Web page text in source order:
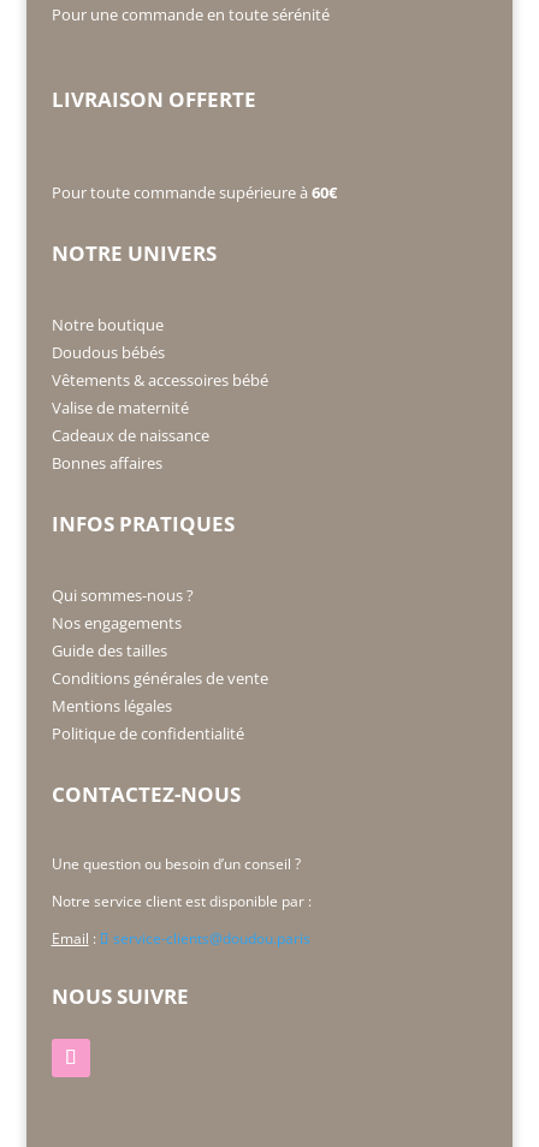
Pour une commande en toute sérénité
LIVRAISON OFFERTE
Pour toute commande supérieure à 60€
NOTRE UNIVERS
Notre boutique
Doudous bébés
Vêtements & accessoires bébé
Valise de maternité
Cadeaux de naissance
Bonnes affaires
INFOS PRATIQUES
Qui sommes-nous ?
Nos engagements
Guide des tailles
Conditions générales de vente
Mentions légales
Politique de confidentialité
CONTACTEZ-NOUS
Une question ou besoin d’un conseil ?
Notre service client est disponible par :
Email : service-clients@doudou.paris
NOUS SUIVRE